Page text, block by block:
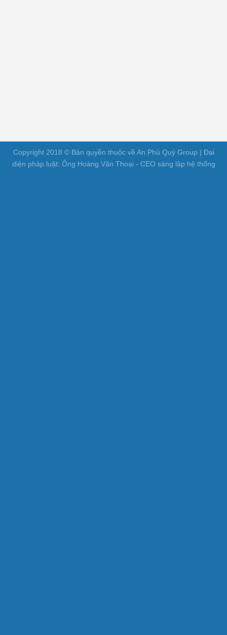
Copyright 2018 © Bản quyền thuộc về An Phú Quý Group | Đại
diện pháp luật: Ông Hoàng Văn Thoại - CEO sáng lập hệ thống